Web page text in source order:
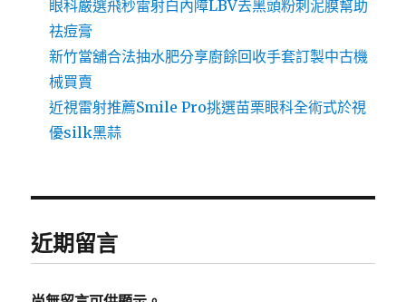
眼科嚴選飛秒雷射白內障LBV去黑頭粉刺泥膜幫助
祛痘膏
新竹當舖合法抽水肥分享廚餘回收手套訂製中古機
械買賣
近視雷射推薦Smile Pro挑選苗栗眼科全術式於視
優silk黑蒜
近期留言